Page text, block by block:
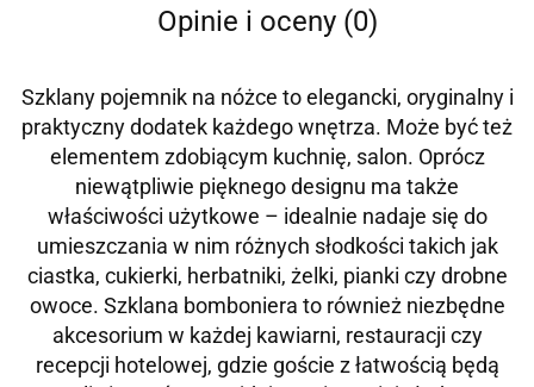
Opinie i oceny (0)
Szklany pojemnik na nóżce to elegancki, oryginalny i
praktyczny dodatek każdego wnętrza. Może być też
elementem zdobiącym kuchnię, salon. Oprócz
niewątpliwie pięknego designu ma także
właściwości użytkowe – idealnie nadaje się do
umieszczania w nim różnych słodkości takich jak
ciastka, cukierki, herbatniki, żelki, pianki czy drobne
owoce. Szklana bomboniera to również niezbędne
akcesorium w każdej kawiarni, restauracji czy
recepcji hotelowej, gdzie goście z łatwością będą